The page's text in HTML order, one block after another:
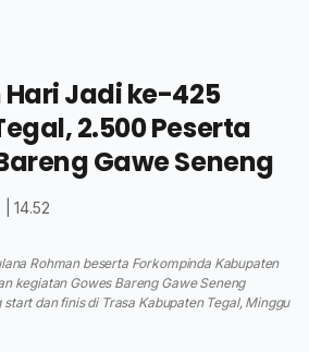
Jadi ke-425
2.500 Peserta
Gawe Seneng
14.52
Rohman beserta Forkompinda Kabupaten
kegiatan Gowes Bareng Gawe Seneng
dan finis di Trasa Kabupaten Tegal, Minggu